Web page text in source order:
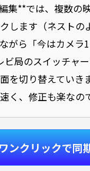
集**では、複数の
します（ネストの
がら「今はカメラ
ビ局のスイッチャ
を切り替えていき
く、修正も楽なの
ンクリックで同